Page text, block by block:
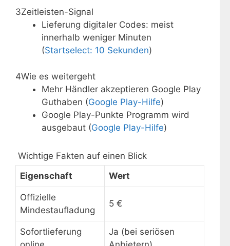
3Zeitleisten-Signal
Lieferung digitaler Codes: meist
innerhalb weniger Minuten
(Startselect: 10 Sekunden)
4Wie es weitergeht
Mehr Händler akzeptieren Google Play
Guthaben (Google Play-Hilfe)
Google Play-Punkte Programm wird
ausgebaut (Google Play-Hilfe)
Wichtige Fakten auf einen Blick
Eigenschaft
Wert
Offizielle
Mindestaufladung
5 €
Sofortlieferung
Ja (bei seriösen